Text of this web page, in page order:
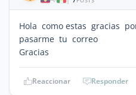
Hola como estas gracias
pasarme tu correo
Gracias
Reaccionar Responder